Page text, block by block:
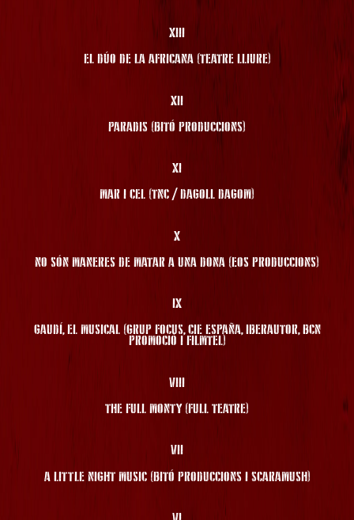
XIII
EL DÚO DE LA AFRICANA (TEATRE LLIURE)
XII
PARADIS (BITÓ PRODUCCIONS)
XI
MAR I CEL (TNC / DAGOLL DAGOM)
X
NO SÓN MANERES DE MATAR A UNA DONA (EOS PRODUCCIONS)
IX
GAUDÍ, EL MUSICAL (GRUP FOCUS, CIE ESPAÑA, IBERAUTOR, BCN
PROMOCIÓ I FILMTEL)
VIII
THE FULL MONTY (FULL TEATRE)
VII
A LITTLE NIGHT MUSIC (BITÓ PRODUCCIONS I SCARAMUSH)